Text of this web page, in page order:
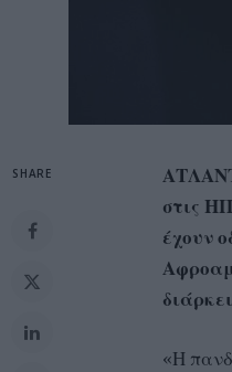
SHARE
στις
έχουν
«Η